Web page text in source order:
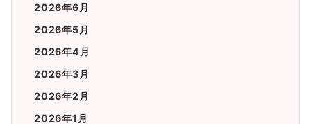
2026年6月
2026年5月
2026年4月
2026年3月
2026年2月
2026年1月